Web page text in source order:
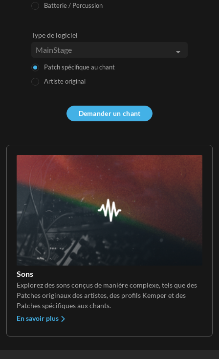
Sons
Explorez des sons conçus de manière complexe, tels que des
Patches originaux des artistes, des profils Kemper et des
Patches spécifiques aux chants.
En savoir plus
Batterie / Percussion
Type de logiciel
Patch spécifique au chant
Artiste original
Demander un chant